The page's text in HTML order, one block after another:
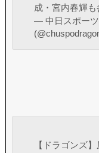
成・宮内春輝も
— 中日スポー
【ドラゴンズ